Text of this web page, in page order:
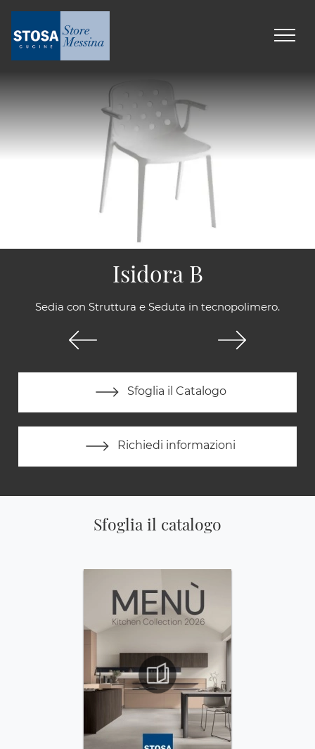
Sedia con Struttura e Seduta in tecnopolimero.
Sfoglia il Catalogo
Richiedi informazioni
Isidora B
Sfoglia il catalogo